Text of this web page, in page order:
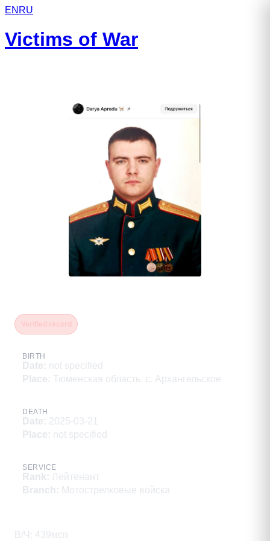
EN RU
Victims of War
BIRTH
Date: not specified
Place: Тюменская область, с. Архангельское
DEATH
Date: 2025-03-21
Place: not specified
SERVICE
Rank: Лейтенант
Branch : Мотострелковые войска
В/Ч: 439мсп